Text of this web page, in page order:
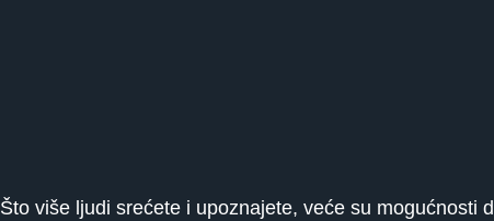
Što više ljudi srećete i upoznajete, veće su mogućnosti